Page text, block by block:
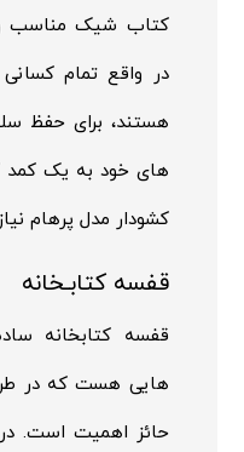
کتاب شیک مناسب و
در واقع تمام
هستند، برای حفظ
های خود به یک کمد
کشودار مدل پرهام
قفسه کتابـخانه
قفسه کتابخانه
هایی هست که در
حائز اهمیت است.